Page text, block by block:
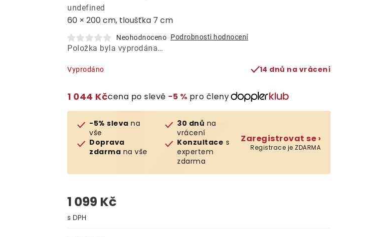
60 × 200 cm, tloušťka 7 cm
undefined
Neohodnoceno Podrobnosti hodnocení
Položka byla vyprodána…
Vyprodáno 14 dnů na vrácení
1 044 Kčcena po slevě −5 % pro členy
-5% sleva na
vše
Doprava
zdarma na vše
30 dnů na
vrácení
Konzultace s
expertem
zdarma
Zaregistrovat se ›
Registrace je ZDARMA
1 099 Kč